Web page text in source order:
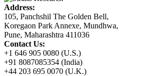
Address:
105, Panchshil The Golden Bell,
Koregaon Park Annexe, Mundhwa,
Pune, Maharashtra 411036
Contact Us:
+1 646 905 0080 (U.S.)
+91 8087085354 (India)
+44 203 695 0070 (U.K.)